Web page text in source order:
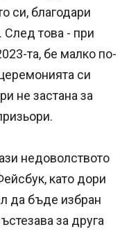
си, благодари
След това - при
та, бе малко по-
си
не застана за
недоволството
като дори
да бъде избран
за друга